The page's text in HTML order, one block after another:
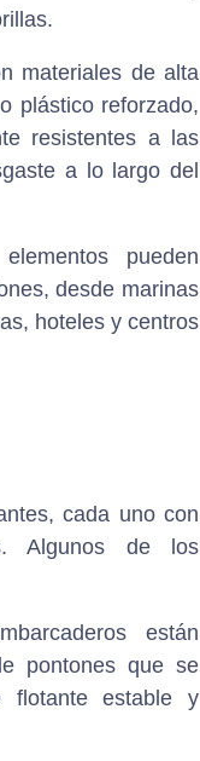
materiales de alta
plástico reforzado,
resistentes a las
a lo largo del
pueden
desde marinas
hoteles y centros
cada uno con
Algunos de los
están
pontones que se
flotante estable y